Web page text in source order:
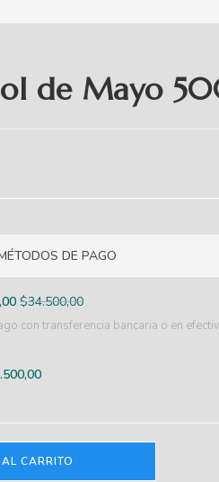
de Mayo
DE PAGO
$34.500,00
con transferencia bancaria o en
CARRITO